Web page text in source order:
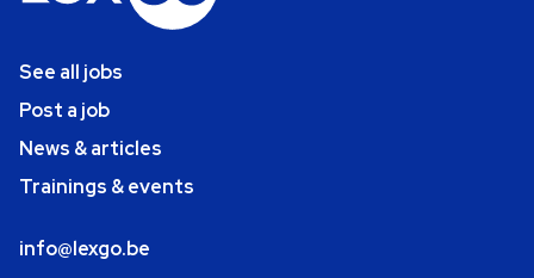
See all jobs
Post a job
News & articles
Trainings & events
info@lexgo.be